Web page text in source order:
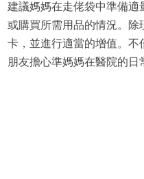
建議媽媽在走佬袋中準備適
或購買所需用品的情況。除
卡，並進行適當的增值。不
朋友擔心準媽媽在醫院的日